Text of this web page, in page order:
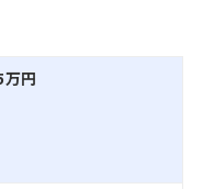
円